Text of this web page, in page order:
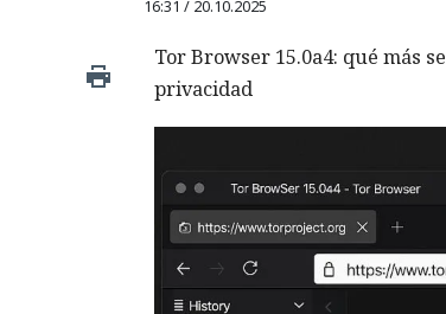
16:31 / 20.10.2025
Tor Browser 15.0a4: qué más
privacidad